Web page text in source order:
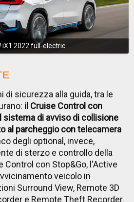
iX1 2022 full-electric
di sicurezza alla guida, tra le
il Cruise Control con
sistema di avviso di collisione
al parcheggio con telecamera
degli optional, invece,
di sterzo e controllo della
Control con Stop&Go, l'Active
veicolo in
Surround View, Remote 3D
e Remote Theft Recorder.